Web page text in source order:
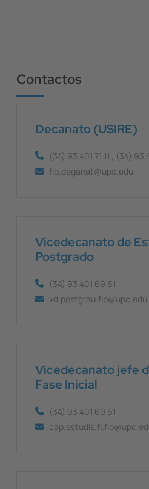
Contactos
Decanato (USIRE)
(34) 93 401 71 11 , (34) 93
fib.deganat@upc.edu
Vicedecanato de
Postgrado
(34) 93 401 69 61
vd.postgrau.fib@upc.edu
Vicedecanato jefe
Fase Inicial
(34) 93 401 69 61